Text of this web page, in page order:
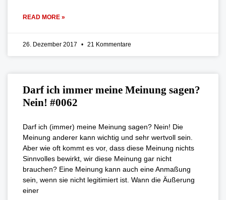
READ MORE »
26. Dezember 2017 21 Kommentare
Darf ich immer meine Meinung sagen?
Nein! #0062
Darf ich (immer) meine Meinung sagen? Nein! Die
Meinung anderer kann wichtig und sehr wertvoll sein.
Aber wie oft kommt es vor, dass diese Meinung nichts
Sinnvolles bewirkt, wir diese Meinung gar nicht
brauchen? Eine Meinung kann auch eine Anmaßung
sein, wenn sie nicht legitimiert ist. Wann die Äußerung
einer